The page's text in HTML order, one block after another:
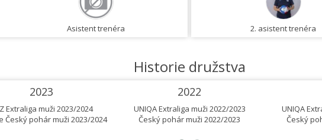
Asistent trenéra 2. asistent trenéra
Historie družstva
2023
Extraliga muži 2023/2024
Český pohár muži 2023/2024
2022
UNIQA Extraliga muži 2022/2023
Český pohár muži 2022/2023
UNIQA
Český